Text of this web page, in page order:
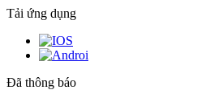
Tải ứng dụng
Đã thông báo